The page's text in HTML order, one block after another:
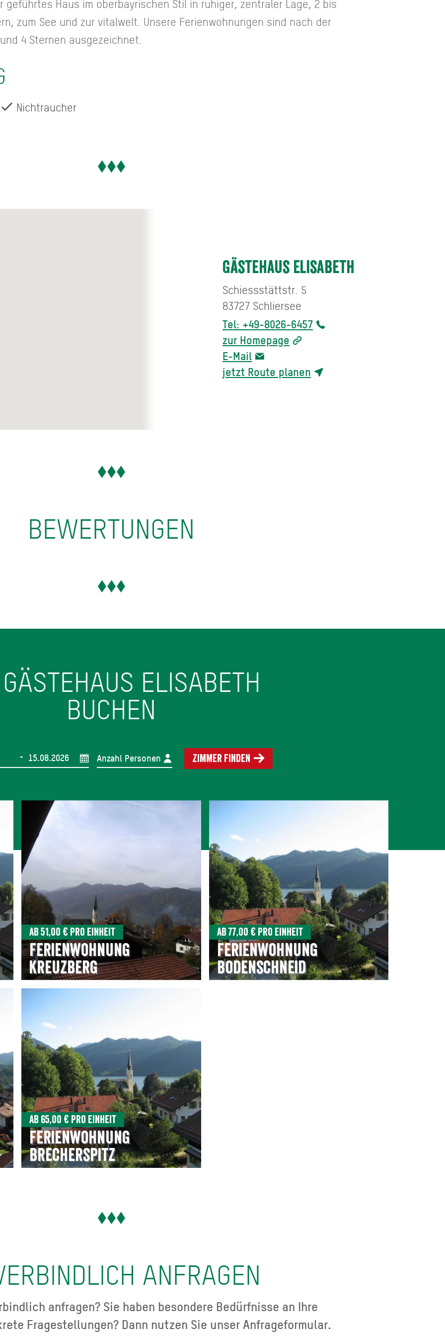
geführtes Haus im oberbayrischen Stil in ruhiger, zentraler Lage, 2 bis
zum See und zur vitalwelt. Unsere Ferienwohnungen sind nach der
4 Sternen ausgezeichnet.
Nichtraucher
Gästehaus Elisabeth
Schiessstättstr. 5
83727 Schliersee
Tel: +49-8026-6457
zur Homepage
E-Mail
jetzt Route planen
BEWERTUNGEN
ELISABETH
BUCHEN
- Anzahl Personen Zimmer finden
Ab 51,00 € pro Einheit
Ferienwohnung
Kreuzberg
Ab 77,00 € pro Einheit
Ferienwohnung
Bodenschneid
Ab 65,00 € pro Einheit
Ferienwohnung
Brecherspitz
ANFRAGEN
anfragen? Sie haben besondere Bedürfnisse an Ihre
Fragestellungen? Dann nutzen Sie unser Anfrageformular.